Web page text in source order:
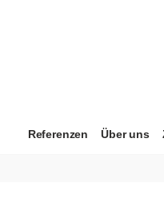
Referenzen Über uns